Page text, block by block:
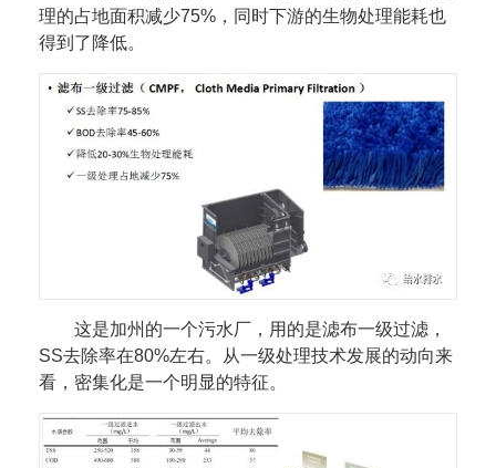
理的占地面积减少75%，同时下游的生物处理能耗也
得到了降低。
这是加州的一个污水厂，用的是滤布一级过滤，
SS去除率在80%左右。从一级处理技术发展的动向来
看，密集化是一个明显的特征。